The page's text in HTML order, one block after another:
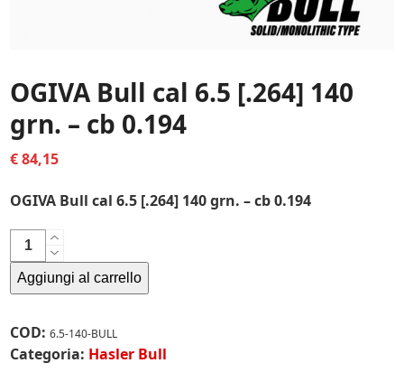
OGIVA Bull cal 6.5 [.264] 140
grn. – cb 0.194
€84,15
OGIVA Bull cal 6.5 [.264] 140 grn. – cb 0.194
OGIVA
Bull
cal
[.264]
140
Aggiungi al carrello
COD:6.5-140-BULL
Categoria: Hasler Bull